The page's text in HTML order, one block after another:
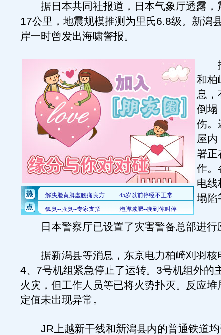
据日本共同社报道，日本气象厅透露，
17公里，地震规模推测为里氏6.8级。新潟
岸一时曾发出海啸警报。
据
和柏
息，
倒塌
伤。
屋内
署正
作。
电线
塌陷
日本警察厅已设置了灾害警备总部进行
据新潟县等消息，东京电力柏崎刈羽核
4、7号机组紧急停止了运转。3号机组外的
火灾，但工作人员等已将火势扑灭。反应堆
定值未出现异常。
JR上越新干线和新潟县内的普通铁道均